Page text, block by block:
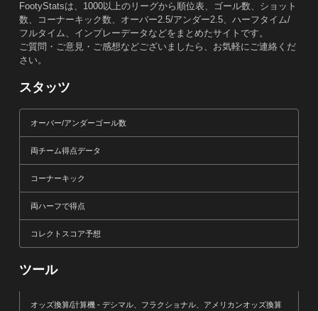
FootyStatsは、1000以上のリーグから順位表、ゴール数、ショット
数、コーナーキック数、オーバー2.5/アンダー2.5、ハーフタイム/
フルタイム、インプレーデータなどをまとめたサイトです。
ご質問・ご意見・ご感想などございましたら、お気軽にご連絡くだ
さい。
スタッツ
オーバー/アンダーゴール数
両チーム得点データ
コーナーキック
両ハーフで得点
コレクトスコア予想
ツール
オッズ換算/計算機 - デシマル、フラクショナル、アメリカンオッズ換算